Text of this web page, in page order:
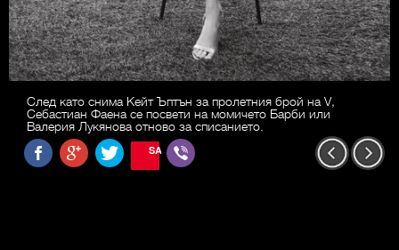
След като снима Кейт Ъптън за пролетния брой на V,
Себастиан Фаена се посвети на момичето Барби или
Валерия Лукянова отново за списанието.
SAVE